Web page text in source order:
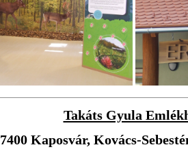
Takáts Gyula
7400 Kaposvár, Kovács-